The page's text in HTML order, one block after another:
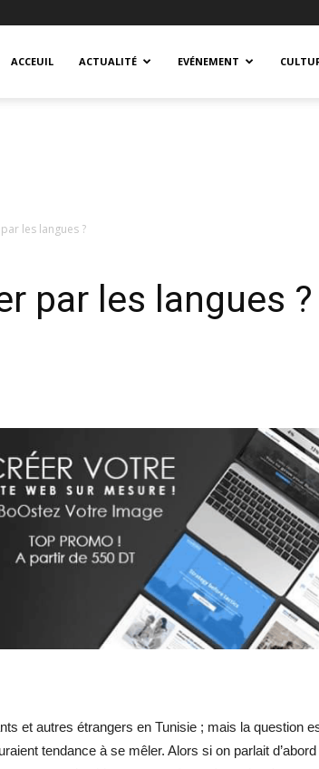
ACCEUIL ACTUALITÉ EVÉNEMENT
les langues ?
par les langues ?
et autres étrangers en Tunisie ; mais la question
tendance à se mêler. Alors si on parlait d’abord